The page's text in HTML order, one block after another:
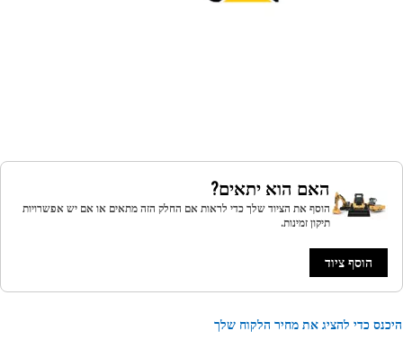
האם הוא יתאים?
הוסף את הציוד שלך כדי לראות אם החלק הזה מתאים או אם יש אפשרויות
תיקון זמינות.
הוסף ציוד
כדי להציג את מחיר הלקוח שלך